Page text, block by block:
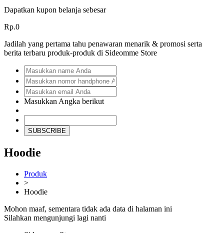
Dapatkan kupon belanja sebesar
Rp.0
Jadilah yang pertama tahu penawaran menarik & promosi serta
berita terbaru produk-produk di Sideomme Store
Masukkan Angka berikut
SUBSCRIBE
Hoodie
Produk
>
Hoodie
Mohon maaf, sementara tidak ada data di halaman ini
Silahkan mengunjungi lagi nanti